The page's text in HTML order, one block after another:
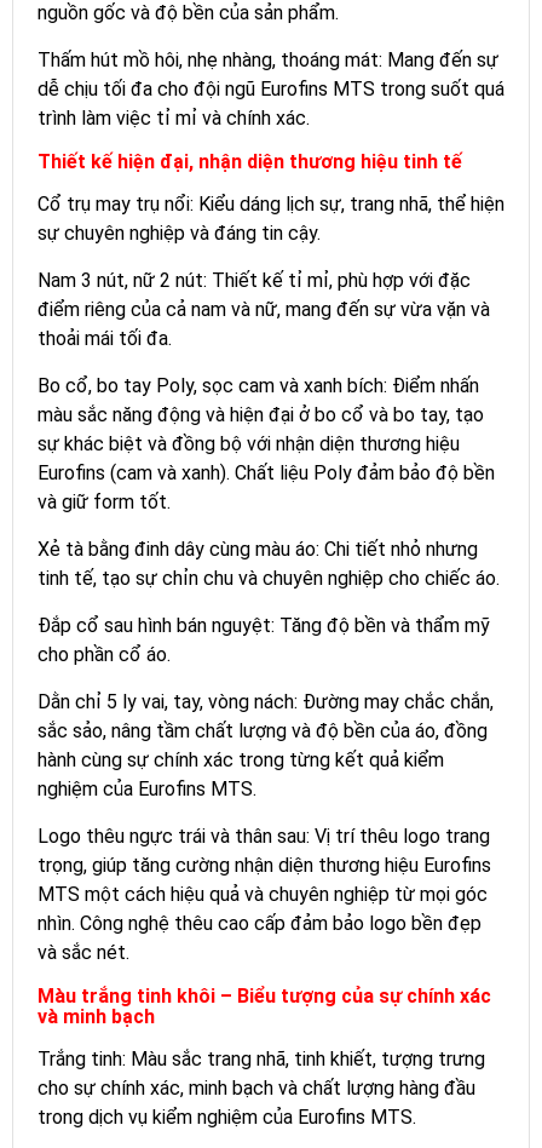
nguồn gốc và độ bền của sản phẩm.
Thấm hút mồ hôi, nhẹ nhàng, thoáng mát: Mang đến sự
dễ chịu tối đa cho đội ngũ Eurofins MTS trong suốt quá
trình làm việc tỉ mỉ và chính xác.
Thiết kế hiện đại, nhận diện thương hiệu tinh tế
Cổ trụ may trụ nổi: Kiểu dáng lịch sự, trang nhã, thể hiện
sự chuyên nghiệp và đáng tin cậy.
Nam 3 nút, nữ 2 nút: Thiết kế tỉ mỉ, phù hợp với đặc
điểm riêng của cả nam và nữ, mang đến sự vừa vặn và
thoải mái tối đa.
Bo cổ, bo tay Poly, sọc cam và xanh bích: Điểm nhấn
màu sắc năng động và hiện đại ở bo cổ và bo tay, tạo
sự khác biệt và đồng bộ với nhận diện thương hiệu
Eurofins (cam và xanh). Chất liệu Poly đảm bảo độ bền
và giữ form tốt.
Xẻ tà bằng đinh dây cùng màu áo: Chi tiết nhỏ nhưng
tinh tế, tạo sự chỉn chu và chuyên nghiệp cho chiếc áo.
Đắp cổ sau hình bán nguyệt: Tăng độ bền và thẩm mỹ
cho phần cổ áo.
Dằn chỉ 5 ly vai, tay, vòng nách: Đường may chắc chắn,
sắc sảo, nâng tầm chất lượng và độ bền của áo, đồng
hành cùng sự chính xác trong từng kết quả kiểm
nghiệm của Eurofins MTS.
Logo thêu ngực trái và thân sau: Vị trí thêu logo trang
trọng, giúp tăng cường nhận diện thương hiệu Eurofins
MTS một cách hiệu quả và chuyên nghiệp từ mọi góc
nhìn. Công nghệ thêu cao cấp đảm bảo logo bền đẹp
và sắc nét.
Màu trắng tinh khôi – Biểu tượng của sự chính xác
và minh bạch
Trắng tinh: Màu sắc trang nhã, tinh khiết, tượng trưng
cho sự chính xác, minh bạch và chất lượng hàng đầu
trong dịch vụ kiểm nghiệm của Eurofins MTS.